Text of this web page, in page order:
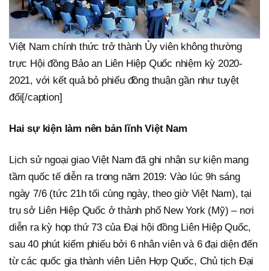
Việt Nam chính thức trở thành Ủy viên không thường
trực Hội đồng Bảo an Liên Hiệp Quốc nhiệm kỳ 2020-
2021, với kết quả bỏ phiếu đồng thuận gần như tuyệt
đối[/caption]
Hai sự kiện làm nên bản lĩnh Việt Nam
Lịch sử ngoại giao Việt Nam đã ghi nhận sự kiện mang
tầm quốc tế diễn ra trong năm 2019: Vào lúc 9h sáng
ngày 7/6 (tức 21h tối cùng ngày, theo giờ Việt Nam), tại
trụ sở Liên Hiệp Quốc ở thành phố New York (Mỹ) – nơi
diễn ra kỳ họp thứ 73 của Đại hội đồng Liên Hiệp Quốc,
sau 40 phút kiểm phiếu bởi 6 nhân viên và 6 đại diện đến
từ các quốc gia thành viên Liên Hợp Quốc, Chủ tịch Đại